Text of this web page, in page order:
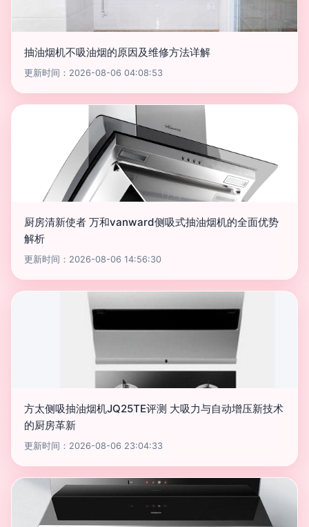
抽油烟机不吸油烟的原因及维修方法详解
更新时间：2026-08-06 04:08:53
厨房清新使者 万和vanward侧吸式抽油烟机的全面优势
解析
更新时间：2026-08-06 14:56:30
方太侧吸抽油烟机JQ25TE评测 大吸力与自动增压新技术
的厨房革新
更新时间：2026-08-06 23:04:33